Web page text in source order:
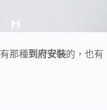
那種到府安裝的，也有